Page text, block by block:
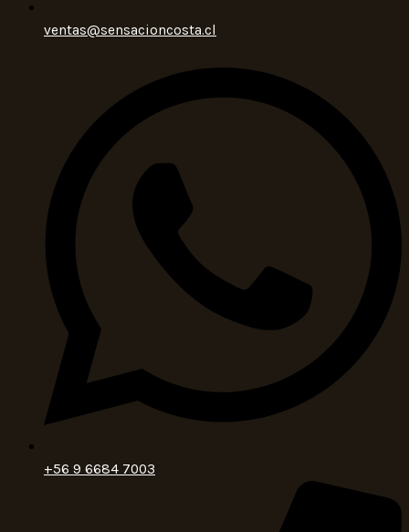
ventas@sensacioncosta.cl
+56 9 6684 7003